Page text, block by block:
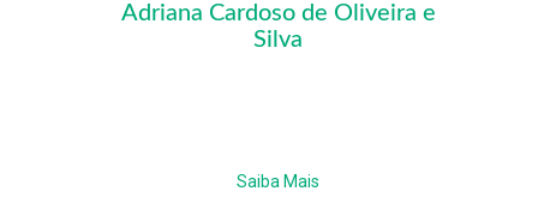
Adriana Cardoso de Oliveira e
Silva
Saiba Mais